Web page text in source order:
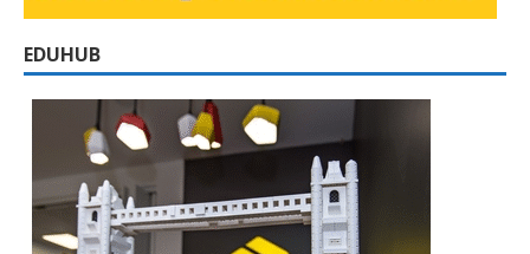
EDUHUB